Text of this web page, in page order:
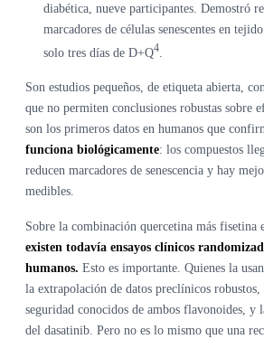
diabética, nueve participantes. Demostró
marcadores de células senescentes en
solo tres días de D+Q4
Son estudios pequeños, de etiqueta abierta,
que no permiten conclusiones robustas sobre
son los primeros datos en humanos que
funciona biológicamente: los compuestos
reducen marcadores de senescencia y hay
medibles.
Sobre la combinación quercetina más fisetina
existen todavía ensayos clínicos
humanos. Esto es importante. Quienes la
la extrapolación de datos preclínicos
seguridad conocidos de ambos flavonoides,
del dasatinib. Pero no es lo mismo que una